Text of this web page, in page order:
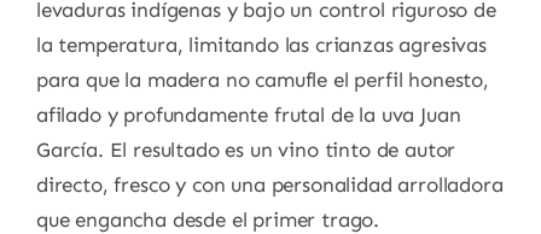
levaduras indígenas y bajo un control riguroso de
la temperatura, limitando las crianzas agresivas
para que la madera no camufle el perfil honesto,
afilado y profundamente frutal de la uva Juan
García. El resultado es un vino tinto de autor
directo, fresco y con una personalidad arrolladora
que engancha desde el primer trago.